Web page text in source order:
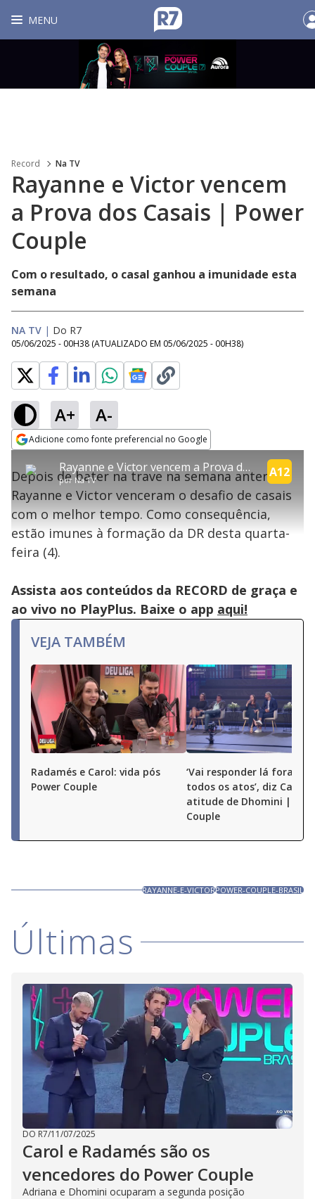
MENU
Record Na TV
Rayanne e Victor vencem
a Prova dos Casais | Power
Couple
Com o resultado, o casal ganhou a imunidade esta
semana
NA TV | Do R7
05/06/2025 - 00H38 (ATUALIZADO EM 05/06/2025 - 00H38)
A+ A-
Adicione como fonte preferencial no Google
a
modal
window.
This
modal
be
by
Escape
key
activating
the
button.
explore
Conteúdo bloqueado
Lamentamos, mas o vídeo que está tentando assisitr é de exibição
exclusiva em território brasileiro :-(
Rayanne e Victor vencem a Prova dos Casais | Power Couple
por Na TV
A12
Depois de bater na trave na semana anterior,
Rayanne e Victor venceram o desafio de casais
com o melhor tempo. Como consequência,
estão imunes à formação da DR desta quarta-
feira (4).
Assista aos conteúdos da RECORD de graça e
ao vivo no PlayPlus. Baixe o app aqui!
VEJA TAMBÉM
Radamés e Carol: vida pós
Power Couple
‘Vai responder lá fora por
todos os atos’, diz Carol
atitude de Dhomini |
Couple
RAYANNE-E-VICTORPOWER-COUPLE-BRASIL
Últimas
DO R7/11/07/2025
Carol e Radamés são os
vencedores do Power Couple
Adriana e Dhomini ocuparam a segunda posição